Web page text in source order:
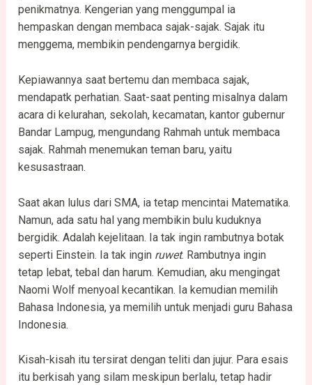
penikmatnya. Kengerian yang menggumpal ia
hempaskan dengan membaca sajak-sajak. Sajak itu
menggema, membikin pendengarnya bergidik.
Kepiawannya saat bertemu dan membaca sajak,
mendapatk perhatian. Saat-saat penting misalnya dalam
acara di kelurahan, sekolah, kecamatan, kantor gubernur
Bandar Lampug, mengundang Rahmah untuk membaca
sajak. Rahmah menemukan teman baru, yaitu
kesusastraan.
Saat akan lulus dari SMA, ia tetap mencintai Matematika.
Namun, ada satu hal yang membikin bulu kuduknya
bergidik. Adalah kejelitaan. Ia tak ingin rambutnya botak
seperti Einstein. Ia tak ingin ruwet. Rambutnya ingin
tetap lebat, tebal dan harum. Kemudian, aku mengingat
Naomi Wolf menyoal kecantikan. Ia kemudian memilih
Bahasa Indonesia, ya memilih untuk menjadi guru Bahasa
Indonesia.
Kisah-kisah itu tersirat dengan teliti dan jujur. Para esais
itu berkisah yang silam meskipun berlalu, tetap hadir